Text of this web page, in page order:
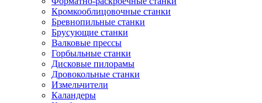
Кромкооблицовочные станки
Бревнопильные станки
Брусующие станки
Валковые прессы
Горбыльные станки
Дисковые пилорамы
Дровокольные станки
Измельчители
Каландеры